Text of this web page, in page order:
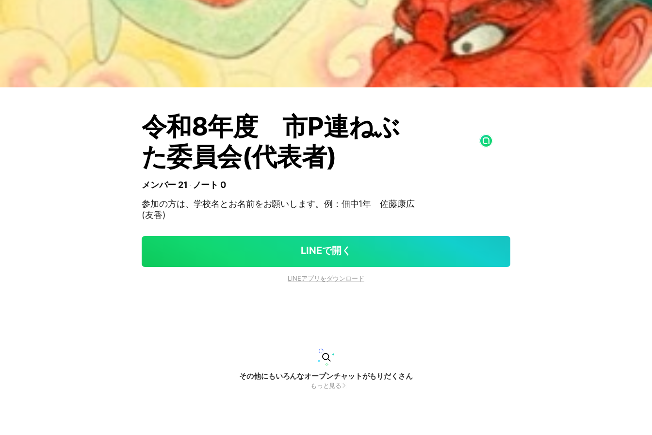
令和8年度 市P連ねぶ
た委員会(代表者)
メンバー 21
ノート 0
参加の方は、学校名とお名前をお願いします。例：佃中1年 佐藤康広
(友香)
LINEで開く
LINEアプリをダウンロード
その他にもいろんなオープンチャットがもりだくさん
もっと見る